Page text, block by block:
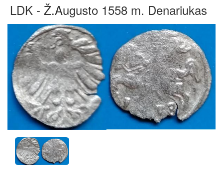
LDK - Ž.Augusto 1558 m. Denariukas